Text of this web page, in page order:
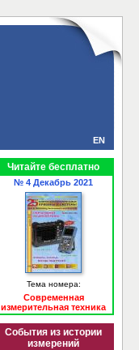
EN
Читайте бесплатно
№ 4 Декабрь 2021
Тема номера:
Современная
измерительная техника
События из истории
измерений